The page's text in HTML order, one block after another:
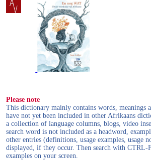
Please note
This dictionary mainly contains words, meanings
have not yet been included in other Afrikaans
a collection of language columns, blogs, video
search word is not included as a headword,
other entries (definitions, usage examples, usage
displayed, if they occur. Then search with CTRL-
examples on your screen.